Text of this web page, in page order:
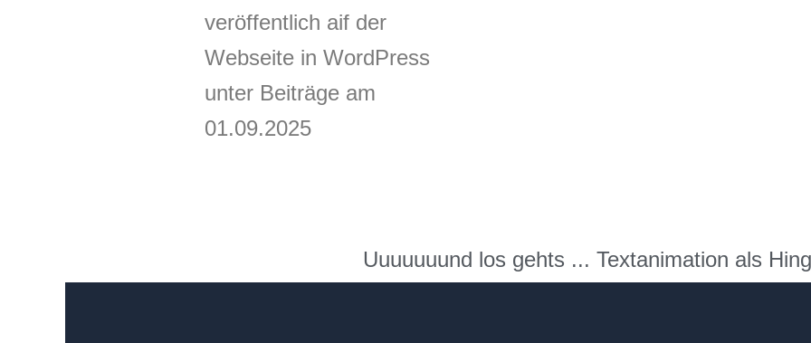
veröffentlich aif der
Webseite in WordPress
unter Beiträge am
01.09.2025
Uuuuuuund los gehts ... Textanimation als